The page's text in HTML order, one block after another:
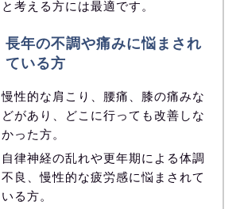
と考える方には最適です。
長年の不調や痛みに悩まされ
ている方
慢性的な肩こり、腰痛、膝の痛みな
どがあり、どこに行っても改善しな
かった方。
自律神経の乱れや更年期による体調
不良、慢性的な疲労感に悩まされて
いる方。